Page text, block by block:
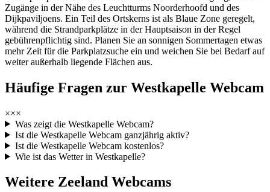
Zugänge in der Nähe des Leuchtturms Noorderhoofd und des
Dijkpaviljoens. Ein Teil des Ortskerns ist als Blaue Zone geregelt,
während die Strandparkplätze in der Hauptsaison in der Regel
gebührenpflichtig sind. Planen Sie an sonnigen Sommertagen etwas
mehr Zeit für die Parkplatzsuche ein und weichen Sie bei Bedarf auf
weiter außerhalb liegende Flächen aus.
Häufige Fragen zur Westkapelle Webcam
×××
Was zeigt die Westkapelle Webcam?
Ist die Westkapelle Webcam ganzjährig aktiv?
Ist die Westkapelle Webcam kostenlos?
Wie ist das Wetter in Westkapelle?
Weitere Zeeland Webcams